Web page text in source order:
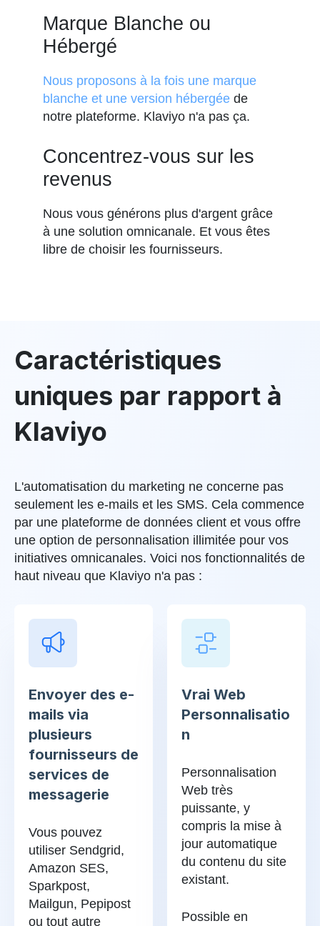
Marque Blanche ou
Hébergé
Nous proposons à la fois une marque
blanche et une version hébergée de
notre plateforme. Klaviyo n'a pas ça.
Concentrez-vous sur les
revenus
Nous vous générons plus d'argent grâce
à une solution omnicanale. Et vous êtes
libre de choisir les fournisseurs.
Caractéristiques
uniques par rapport à
Klaviyo
L'automatisation du marketing ne concerne pas
seulement les e-mails et les SMS. Cela commence
par une plateforme de données client et vous offre
une option de personnalisation illimitée pour vos
initiatives omnicanales. Voici nos fonctionnalités de
haut niveau que Klaviyo n'a pas :
Envoyer des e-
mails via
plusieurs
fournisseurs de
services de
messagerie
Vous pouvez
utiliser Sendgrid,
Amazon SES,
Sparkpost,
Mailgun, Pepipost
ou tout autre
Vrai Web
Personnalisatio
n
Personnalisation
Web très
puissante, y
compris la mise à
jour automatique
du contenu du site
existant.
Possible en